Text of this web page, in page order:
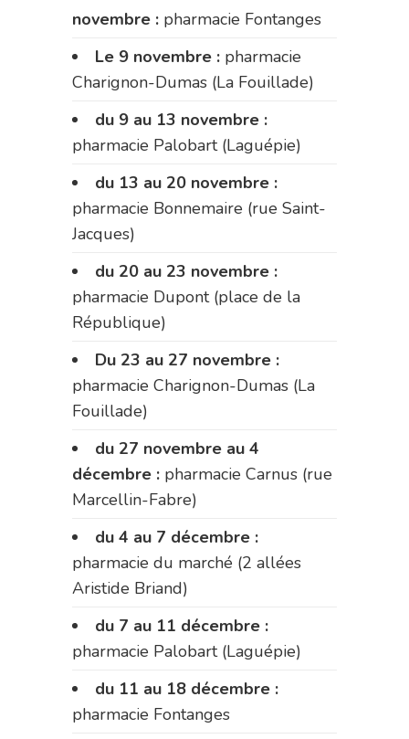
novembre : pharmacie Fontanges
Le 9 novembre : pharmacie
Charignon-Dumas (La Fouillade)
du 9 au 13 novembre :
pharmacie Palobart (Laguépie)
du 13 au 20 novembre :
pharmacie Bonnemaire (rue Saint-
Jacques)
du 20 au 23 novembre :
pharmacie Dupont (place de la
République)
Du 23 au 27 novembre :
pharmacie Charignon-Dumas (La
Fouillade)
du 27 novembre au 4
décembre : pharmacie Carnus (rue
Marcellin-Fabre)
du 4 au 7 décembre :
pharmacie du marché (2 allées
Aristide Briand)
du 7 au 11 décembre :
pharmacie Palobart (Laguépie)
du 11 au 18 décembre :
pharmacie Fontanges